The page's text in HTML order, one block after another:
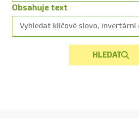
Obsahuje text
HLEDAT